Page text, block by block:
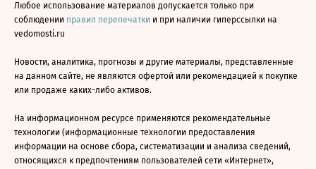
Любое использование материалов допускается только при
соблюдении правил перепечатки и при наличии гиперссылки на
vedomosti.ru
Новости, аналитика, прогнозы и другие материалы, представленные
на данном сайте, не являются офертой или рекомендацией к покупке
или продаже каких-либо активов.
На информационном ресурсе применяются рекомендательные
технологии (информационные технологии предоставления
информации на основе сбора, систематизации и анализа сведений,
относящихся к предпочтениям пользователей сети «Интернет»,